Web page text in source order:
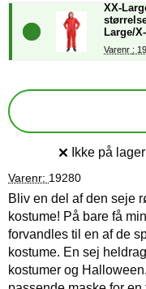
XX-
Large/
Ikke på lager
Varenr: 19280
Bliv en del af den seje
kostume! På bare få
forvandles til en af de
kostume. En sej
kostumer og